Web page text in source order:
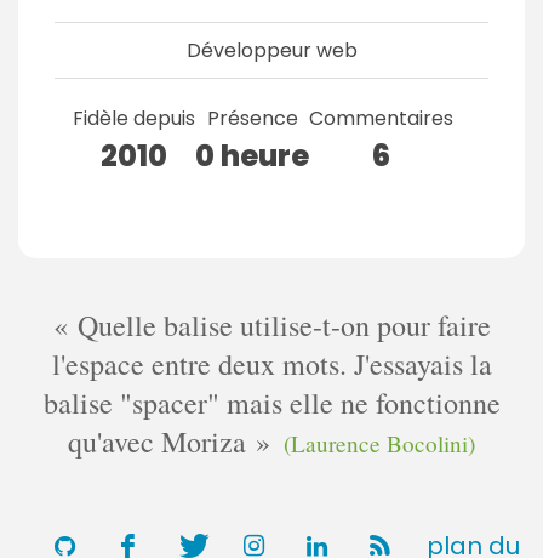
Développeur web
Fidèle depuis
2010
Présence
0 heure
Commentaires
6
Quelle balise utilise-t-on pour faire
l'espace entre deux mots. J'essayais la
balise "spacer" mais elle ne fonctionne
qu'avec Moriza
(Laurence Bocolini)
plan du